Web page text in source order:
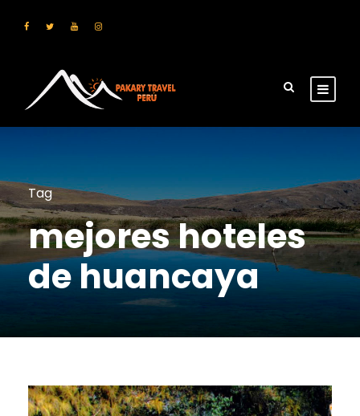
Tag
mejores hoteles
de huancaya